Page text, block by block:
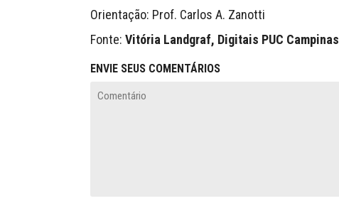
Orientação: Prof. Carlos A. Zanotti
Fonte: Vitória Landgraf, Digitais PUC Campinas
ENVIE SEUS COMENTÁRIOS